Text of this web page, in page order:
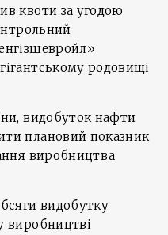
квоти за угодою
родовищі
видобуток нафти
плановий показник
виробництва
видобутку
виробництві